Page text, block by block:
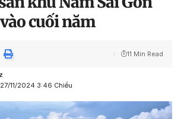
cuối năm
11/2024 3:46 Chiều
11 Min Read